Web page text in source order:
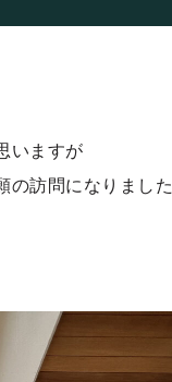
いますが
の訪問になりました